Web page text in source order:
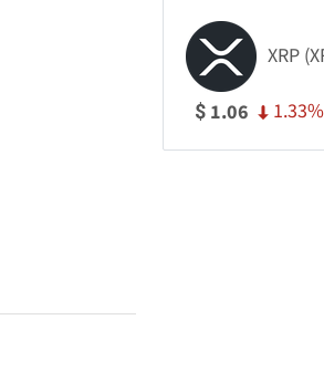
XRP
$ 1.06 1.33%